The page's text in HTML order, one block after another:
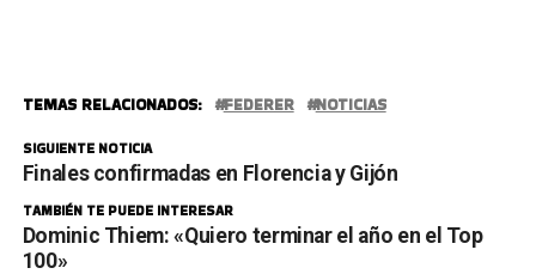
TEMAS RELACIONADOS: FEDERER NOTICIAS
SIGUIENTE NOTICIA
Finales confirmadas en Florencia y Gijón
TAMBIÉN TE PUEDE INTERESAR
Dominic Thiem: «Quiero terminar el año en el Top
100»